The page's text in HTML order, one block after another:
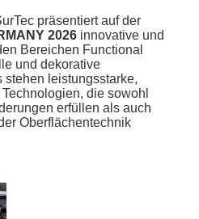
präsentiert auf der
2026 innovative und
Bereichen Functional
und dekorative
stehen leistungsstarke,
die sowohl
erfüllen als auch
Oberflächentechnik